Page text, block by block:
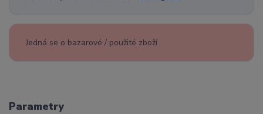
Jedná se o bazarové / použité zboží
Parametry